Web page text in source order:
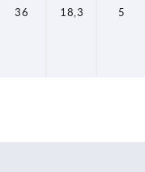
36 18,3 5